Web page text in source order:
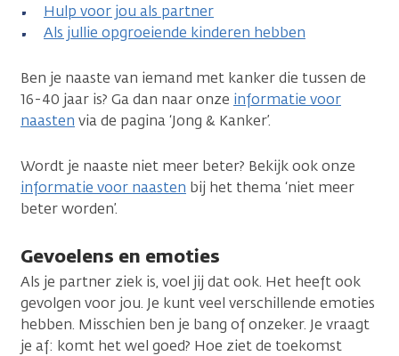
Hulp voor jou als partner
Als jullie opgroeiende kinderen hebben
Ben je naaste van iemand met kanker die tussen de
16-40 jaar is? Ga dan naar onze informatie voor
naasten via de pagina ‘Jong & Kanker’.
Wordt je naaste niet meer beter? Bekijk ook onze
informatie voor naasten bij het thema ‘niet meer
beter worden’.
Gevoelens en emoties
Als je partner ziek is, voel jij dat ook. Het heeft ook
gevolgen voor jou. Je kunt veel verschillende emoties
hebben. Misschien ben je bang of onzeker. Je vraagt
je af: komt het wel goed? Hoe ziet de toekomst